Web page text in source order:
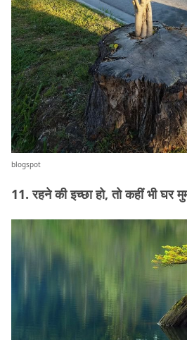
blogspot
11. रहने की इच्छा हो, तो कहीं भी घर